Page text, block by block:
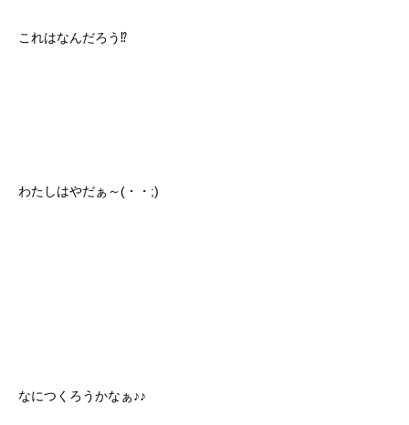
これはなんだろう⁉
わたしはやだぁ～(・・;)
なにつくろうかなぁ♪♪